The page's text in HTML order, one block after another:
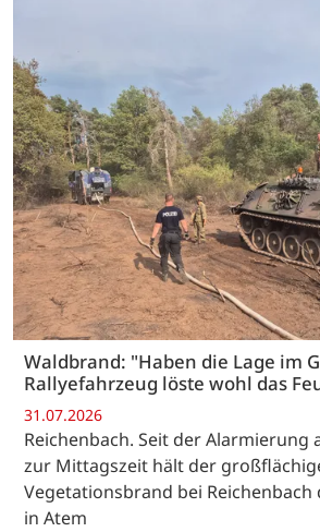
Waldbrand: "Haben die Lage im
Rallyefahrzeug löste wohl das
31.07.2026
Reichenbach. Seit der Alarmierung
zur Mittagszeit hält der
Vegetationsbrand bei Reichenbach
in Atem